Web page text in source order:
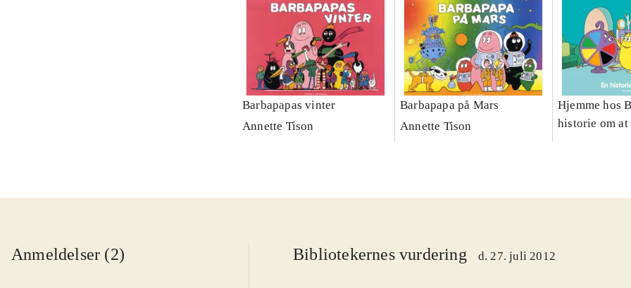
Barbapapas vinter
Annette Tison
Barbapapa på Mars
Annette Tison
Hjemme hos
historie om at
Anmeldelser (2) Bibliotekernes vurdering d. 27. juli 2012